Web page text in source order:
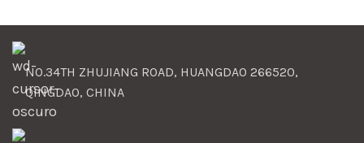
NO.34TH ZHUJIANG ROAD, HUANGDAO 266520,
QINGDAO, CHINA